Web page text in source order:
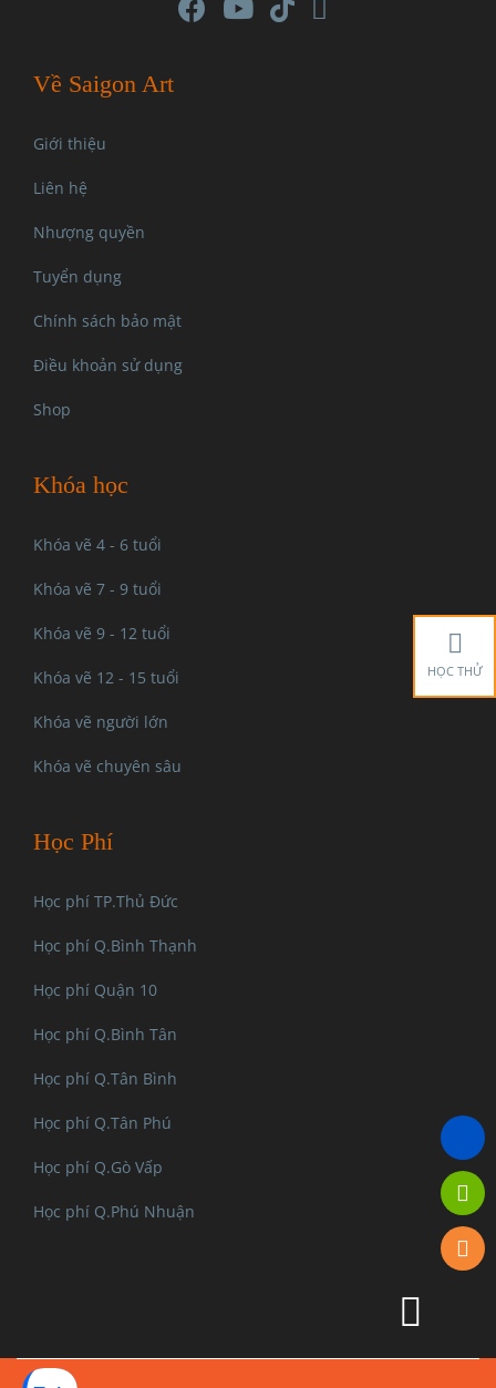
Về Saigon Art
Giới thiệu
Liên hệ
Nhượng quyền
Tuyển dụng
Chính sách bảo mật
Điều khoản sử dụng
Shop
Khóa học
Khóa vẽ 4 - 6 tuổi
Khóa vẽ 7 - 9 tuổi
Khóa vẽ 9 - 12 tuổi
Khóa vẽ 12 - 15 tuổi
Khóa vẽ người lớn
Khóa vẽ chuyên sâu
Học Phí
Học phí TP.Thủ Đức
Học phí Q.Bình Thạnh
Học phí Quận 10
Học phí Q.Bình Tân
Học phí Q.Tân Bình
Học phí Q.Tân Phú
Học phí Q.Gò Vấp
Học phí Q.Phú Nhuận
HỌC THỬ